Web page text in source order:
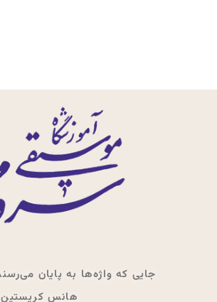
جایی که واژه‌ها به پایان
هانس